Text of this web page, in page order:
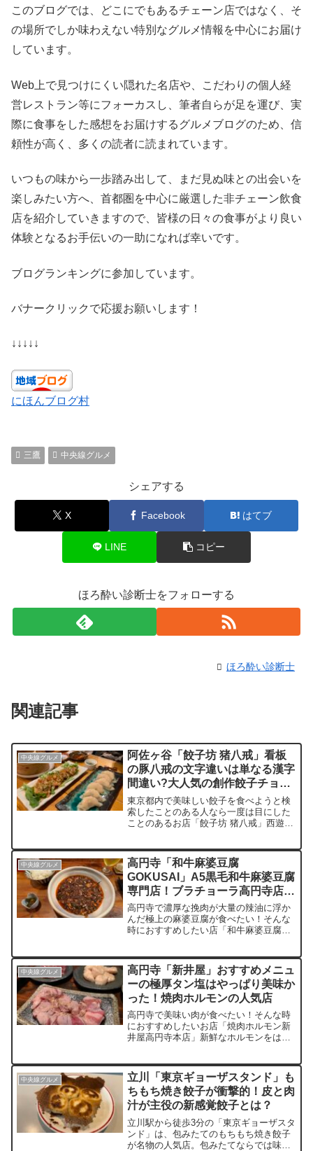
このブログでは、どこにでもあるチェーン店ではなく、そ
の場所でしか味わえない特別なグルメ情報を中心にお届け
しています。
Web上で見つけにくい隠れた名店や、こだわりの個人経
営レストラン等にフォーカスし、筆者自らが足を運び、実
際に食事をした感想をお届けするグルメブログのため、信
頼性が高く、多くの読者に読まれています。
いつもの味から一歩踏み出して、まだ見ぬ味との出会いを
楽しみたい方へ、首都圏を中心に厳選した非チェーン飲食
店を紹介していきますので、皆様の日々の食事がより良い
体験となるお手伝いの一助になれば幸いです。
ブログランキングに参加しています。
バナークリックで応援お願いします！
↓↓↓↓↓
にほんブログ村
三鷹 中央線グルメ
シェアする
X Facebook はてブ
LINE コピー
ほろ酔い診断士をフォローする
ほろ酔い診断士
関連記事
中央線グルメ
阿佐ヶ谷「餃子坊 猪八戒」看板
の豚八戒の文字違いは単なる漢字
間違い?大人気の創作餃子チョハ
ッカイ
東京都内で美味しい餃子を食べようと検
索したことのある人なら一度は目にした
ことのあるお店「餃子坊 猪八戒」西遊記
ば東京都内屈指の人気店の一つ。店名の
漢字を間違えてしまうようなお茶目な店
主が作る創作餃子を求めて毎日満席にに
なる予約必須の餃子専門店です。
中央線グルメ
高円寺「和牛麻婆豆腐
GOKUSAI」A5黒毛和牛麻婆豆腐
専門店！ブラチョーラ高円寺店で
間借り営業中
高円寺で濃厚な挽肉が大量の辣油に浮か
んだ極上の麻婆豆腐が食べたい！そんな
時におすすめしたい店「和牛麻婆豆腐
隠れた人気店。ミシュラン掲載店舗で修
業を重ねた店主が作り出すピリ辛な一品
はご飯との相性抜群！その他にも麻婆麺
を頼むお客様も多数いる穴場店
中央線グルメ
高円寺「新井屋」おすすめメニュ
ーの極厚タン塩はやっぱり美味か
った！焼肉ホルモンの人気店
高円寺で美味い肉が食べたい！そんな時
におすすめしたいお店「焼肉ホルモン新
井屋高円寺本店」新鮮なホルモンをはじ
おすすめの一品。贅沢に厚切りされた牛
タン塩をミディアムレアで食べる至福の
瞬間。口の中に溢れる旨味。心地よい歯
ごたえ。牛タンのすべてが詰まった一
品。
中央線グルメ
立川「東京ギョーザスタンド」も
ちもち焼き餃子が衝撃的！皮と肉
汁が主役の新感覚餃子とは？
立川駅から徒歩3分の「東京ギョーザスタ
ンド」は、包みたてのもちもち焼き餃子
が名物の人気店。包みたてならでは味わ